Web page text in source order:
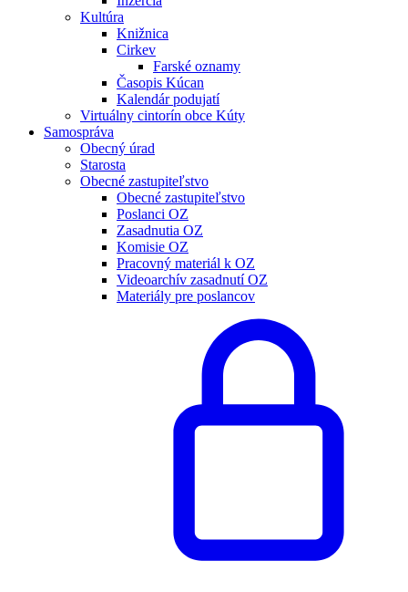
Kultúra
Knižnica
Cirkev
Farské oznamy
Časopis Kúcan
Kalendár podujatí
Virtuálny cintorín obce Kúty
Samospráva
Obecný úrad
Starosta
Obecné zastupiteľstvo
Obecné zastupiteľstvo
Poslanci OZ
Zasadnutia OZ
Komisie OZ
Pracovný materiál k OZ
Videoarchív zasadnutí OZ
Materiály pre poslancov